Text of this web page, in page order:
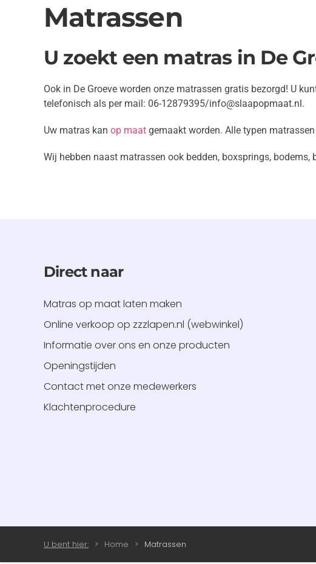
Matrassen
U zoekt een matras in De
Ook in De Groeve worden onze matrassen gratis bezorgd! U
telefonisch als per mail: 06-12879395/info@slaapopmaat.nl.
Uw matras kan op maat gemaakt worden. Alle typen
Wij hebben naast matrassen ook bedden, boxsprings,
Direct naar
Matras op maat laten maken
Online verkoop op zzzlapen.nl (webwinkel)
Informatie over ons en onze producten
Openingstijden
Contact met onze medewerkers
Klachtenprocedure
U bent hier: Home Matrassen